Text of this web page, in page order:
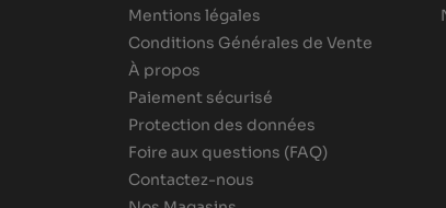
Mentions légales
Conditions Générales de Vente
À propos
Paiement sécurisé
Protection des données
Foire aux questions (FAQ)
Contactez-nous